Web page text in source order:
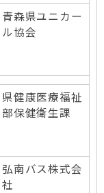
青森県ユニカー
ル協会
県健康医療福祉
部保健衛生課
弘南バス株式会
社